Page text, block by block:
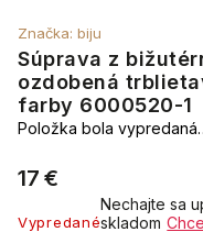
Súprava z
ozdobená
farby 6000520-1
Značka: biju
17 €
Vypredané
Nechajte sa
skladom
Položka bola